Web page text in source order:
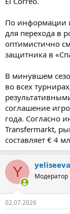
По информации
для перехода в
оптимистично
защитника в
В минувшем
во всех
соглашение
года. Согласно
Transfermarkt,
составляет € 4
Y Модератор
02.07.2026